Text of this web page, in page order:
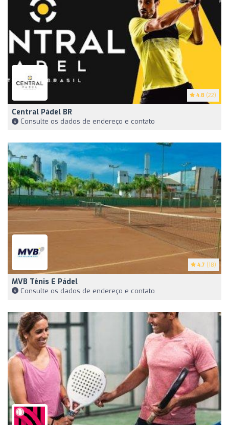
4.8 (22)
Central Pádel BR
Consulte os dados de endereço e contato
4.7 (18)
MVB Tênis E Pádel
Consulte os dados de endereço e contato